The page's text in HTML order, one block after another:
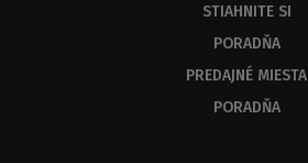
STIAHNITE SI
PORADŇA
PREDAJNÉ MIESTA
PORADŇA